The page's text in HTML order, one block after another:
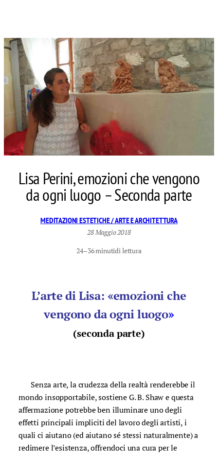
Lisa Perini, emozioni che vengono
da ogni luogo – Seconda parte
MEDITAZIONI ESTETICHE / ARTE E ARCHITETTURA
28 Maggio 2018
24–36 minutidi lettura
L’arte di Lisa: «emozioni che
vengono da ogni luogo»
(seconda parte)
Senza arte, la crudezza della realtà renderebbe il
mondo insopportabile, sostiene G. B. Shaw e questa
affermazione potrebbe ben illuminare uno degli
effetti principali impliciti del lavoro degli artisti, i
quali ci aiutano (ed aiutano sé stessi naturalmente) a
redimere l’esistenza, offrendoci una cura per le